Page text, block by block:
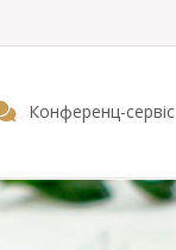
Конференц-сервіс